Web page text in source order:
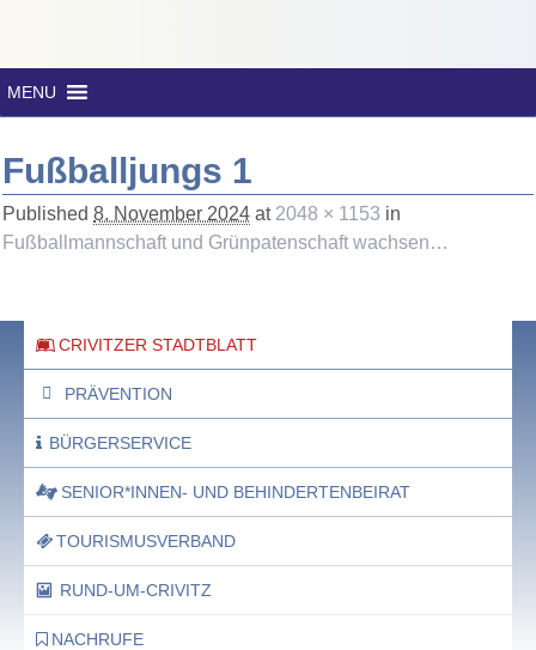
MENU
Fußballjungs 1
Published 8. November 2024 at 2048 × 1153 in
Fußballmannschaft und Grünpatenschaft wachsen…
CRIVITZER STADTBLATT
PRÄVENTION
BÜRGERSERVICE
SENIOR*INNEN- UND BEHINDERTENBEIRAT
TOURISMUSVERBAND
RUND-UM-CRIVITZ
NACHRUFE